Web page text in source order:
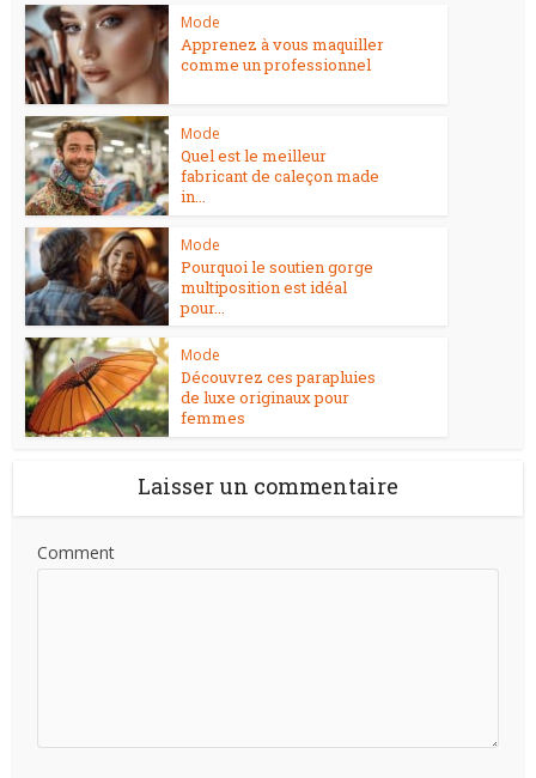
Mode
Apprenez à vous maquiller
comme un professionnel
Mode
Quel est le meilleur
fabricant de caleçon made
in...
Mode
Pourquoi le soutien gorge
multiposition est idéal
pour...
Mode
Découvrez ces parapluies
de luxe originaux pour
femmes
Laisser un commentaire
Comment